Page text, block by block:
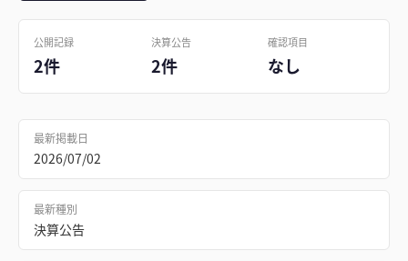
公開記録
2件
決算公告
2件
確認項目
なし
最新掲載日
2026/07/02
最新種別
決算公告